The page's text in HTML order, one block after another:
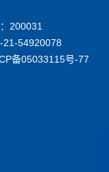
200031
54920078
备05033115号-77